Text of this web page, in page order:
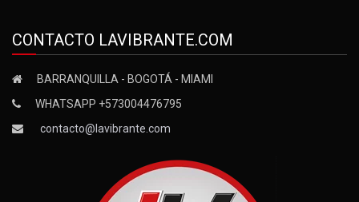
CONTACTO LAVIBRANTE.COM
BARRANQUILLA - BOGOTÁ - MIAMI
WHATSAPP +573004476795
contacto@lavibrante.com